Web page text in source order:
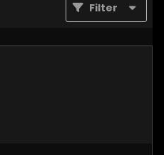
Filter